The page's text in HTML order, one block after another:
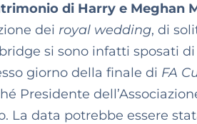
di Harry e Meghan
dei royal wedding, di
si sono infatti sposati
giorno della finale di FA
Presidente
La data potrebbe essere